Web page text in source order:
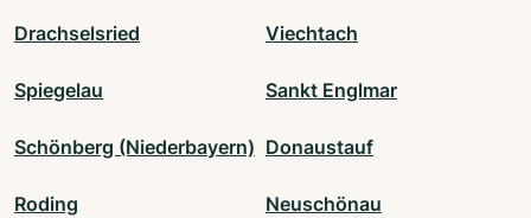
Drachselsried Viechtach
Spiegelau Sankt Englmar
Schönberg (Niederbayern) Donaustauf
Roding Neuschönau